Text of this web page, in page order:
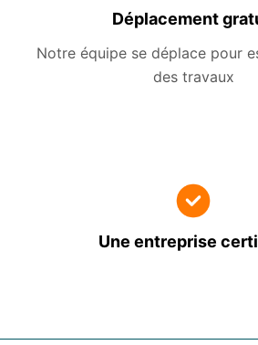
Déplacement
Notre équipe se déplace pour
des travaux
Une entreprise